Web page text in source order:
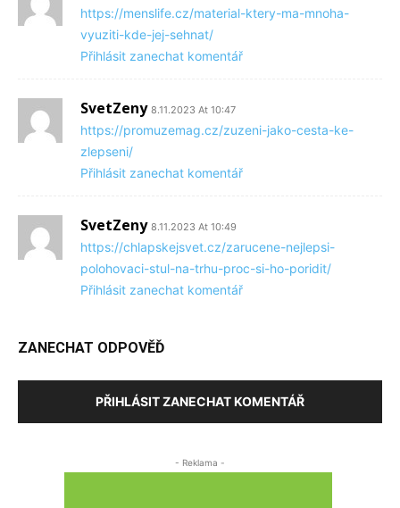
https://menslife.cz/material-ktery-ma-mnoha-
vyuziti-kde-jej-sehnat/
Přihlásit zanechat komentář
SvetZeny 8.11.2023 At 10:47
https://promuzemag.cz/zuzeni-jako-cesta-ke-
zlepseni/
Přihlásit zanechat komentář
SvetZeny 8.11.2023 At 10:49
https://chlapskejsvet.cz/zarucene-nejlepsi-
polohovaci-stul-na-trhu-proc-si-ho-poridit/
Přihlásit zanechat komentář
ZANECHAT ODPOVĚĎ
PŘIHLÁSIT ZANECHAT KOMENTÁŘ
- Reklama -